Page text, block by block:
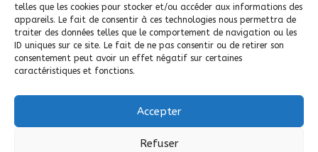
telles que les cookies pour stocker et/ou accéder aux informations des
appareils. Le fait de consentir à ces technologies nous permettra de
traiter des données telles que le comportement de navigation ou les
ID uniques sur ce site. Le fait de ne pas consentir ou de retirer son
consentement peut avoir un effet négatif sur certaines
caractéristiques et fonctions.
Accepter
Refuser
événement pour vous proposer ce championnat,
une retransmission sera réalisée […]
Transatlantic
Pro
Go
Lire la suite »
Welcome